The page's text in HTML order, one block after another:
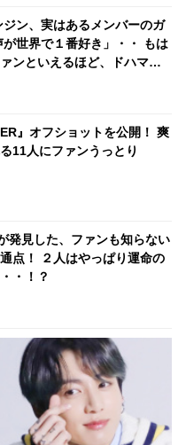
ン、実はあるメンバーのガ
世界で１番好き」・・ もは
ンといえるほど、ドハマり
』オフショットを公開！ 爽
11人にファンうっとり
発見した、ファンも知らない
点！ ２人はやっぱり運命の
・！？